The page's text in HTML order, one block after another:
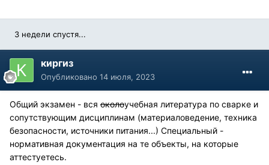
3 недели спустя...
киргиз
Опубликовано 14 июля, 2023
Общий экзамен - вся околоучебная литература по сварке и
сопутствующим дисциплинам (материаловедение, техника
безопасности, источники питания...) Специальный -
нормативная документация на те объекты, на которые
аттестуетесь.